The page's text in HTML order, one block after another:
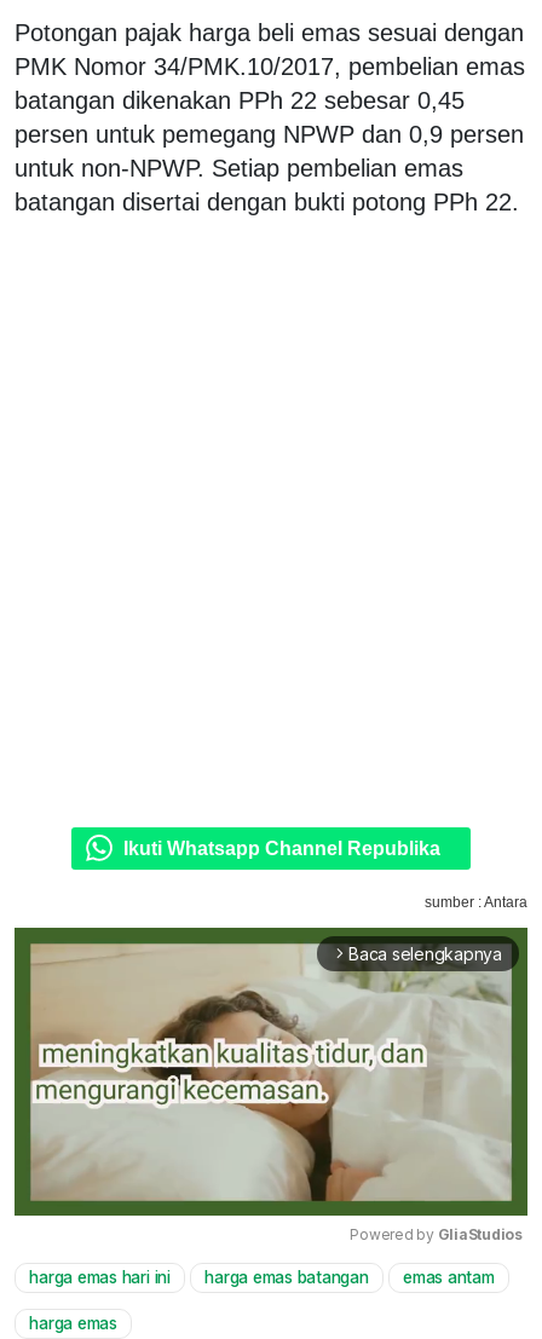
Potongan pajak harga beli emas sesuai dengan
PMK Nomor 34/PMK.10/2017, pembelian emas
batangan dikenakan PPh 22 sebesar 0,45
persen untuk pemegang NPWP dan 0,9 persen
untuk non-NPWP. Setiap pembelian emas
batangan disertai dengan bukti potong PPh 22.
Ikuti Whatsapp Channel Republika
sumber : Antara
arrow_forward_ios Baca selengkapnya
Mute
Powered by GliaStudios
harga emas hari ini harga emas batangan emas antam
harga emas